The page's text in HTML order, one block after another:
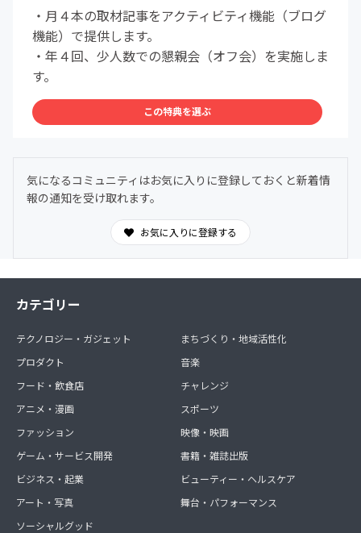
・月４本の取材記事をアクティビティ機能（ブログ
機能）で提供します。
・年４回、少人数での懇親会（オフ会）を実施しま
す。
この特典を選ぶ
気になるコミュニティはお気に入りに登録しておくと新着情
報の通知を受け取れます。
お気に入りに登録する
カテゴリー
テクノロジー・ガジェット
プロダクト
フード・飲食店
アニメ・漫画
ファッション
ゲーム・サービス開発
ビジネス・起業
アート・写真
ソーシャルグッド
まちづくり・地域活性化
音楽
チャレンジ
スポーツ
映像・映画
書籍・雑誌出版
ビューティー・ヘルスケア
舞台・パフォーマンス